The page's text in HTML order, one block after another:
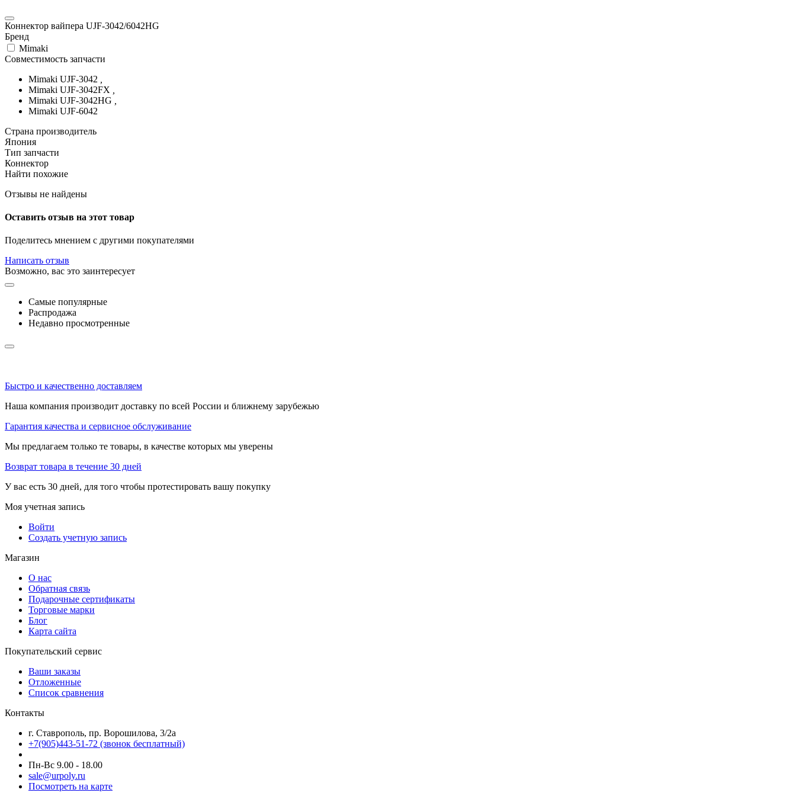
Коннектор вайпера UJF-3042/6042HG
Бренд
Mimaki
Совместимость запчасти
Mimaki UJF-3042
Mimaki UJF-3042FX
Mimaki UJF-3042HG
Mimaki UJF-6042
Страна производитель
Япония
Тип запчасти
Коннектор
Найти похожие
Отзывы не найдены
Оставить отзыв на этот товар
Поделитесь мнением с другими покупателями
Написать отзыв
Возможно, вас это заинтересует
Самые популярные
Распродажа
Недавно просмотренные
Быстро и качественно доставляем
Наша компания производит доставку по всей России и ближнему зарубежью
Гарантия качества и сервисное обслуживание
Мы предлагаем только те товары, в качестве которых мы уверены
Возврат товара в течение 30 дней
У вас есть 30 дней, для того чтобы протестировать вашу покупку
Моя учетная запись
Войти
Создать учетную запись
Магазин
О нас
Обратная связь
Подарочные сертификаты
Торговые марки
Блог
Карта сайта
Покупательский сервис
Ваши заказы
Отложенные
Список сравнения
Контакты
г. Ставрополь, пр. Ворошилова, 3/2а
+7(905)443-51-72 (звонок бесплатный)
Пн-Вс 9.00 - 18.00
sale@urpoly.ru
Посмотреть на карте